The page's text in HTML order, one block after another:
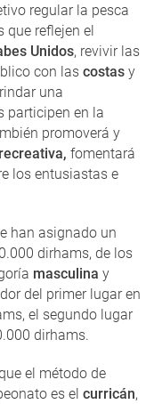
regular la pesca
que reflejen el
Unidos, revivir las
con las costas y
una
participen en la
promoverá y
recreativa, fomentará
los entusiastas e
han asignado un
dirhams, de los
masculina y
del primer lugar en
el segundo lugar
dirhams.
el método de
es el curricán,